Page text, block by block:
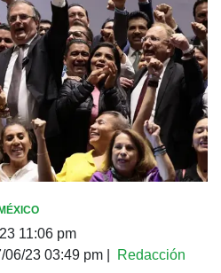
MÉXICO
11:06 pm
06/23 03:49 pm| Redacción